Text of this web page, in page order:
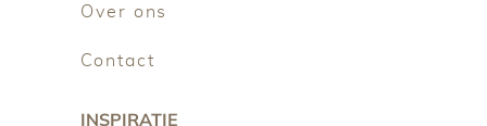
Over ons
Contact
INSPIRATIE